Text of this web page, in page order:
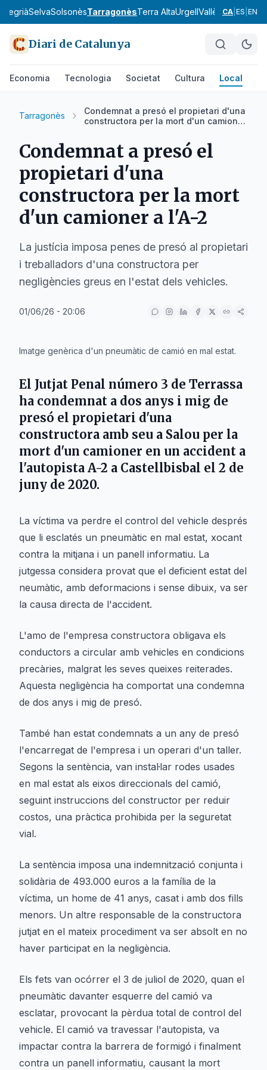
SegriàSelvaSolsonèsTarragonèsTerra AltaUrgellVallès Occidental
CA ES EN
Diari de Catalunya
Economia Tecnologia Societat Cultura Local
Tarragonès
Condemnat a presó el propietari d'una
constructora per la mort d'un camioner
Condemnat a presó el
propietari d'una
constructora per la mort
d'un camioner a l'A-2
La justícia imposa penes de presó al propietari
i treballadors d'una constructora per
negligències greus en l'estat dels vehicles.
01/06/26 - 20:06
Imatge genèrica d'un pneumàtic de camió en mal estat.
El Jutjat Penal número 3 de Terrassa
ha condemnat a dos anys i mig de
presó el propietari d'una
constructora amb seu a Salou per la
mort d'un camioner en un accident a
l'autopista A-2 a Castellbisbal el 2 de
juny de 2020.
La víctima va perdre el control del vehicle després
que li esclatés un pneumàtic en mal estat, xocant
contra la mitjana i un panell informatiu. La
jutgessa considera provat que el deficient estat del
neumàtic, amb deformacions i sense dibuix, va ser
la causa directa de l'accident.
L'amo de l'empresa constructora obligava els
conductors a circular amb vehicles en condicions
precàries, malgrat les seves queixes reiterades.
Aquesta negligència ha comportat una condemna
de dos anys i mig de presó.
També han estat condemnats a un any de presó
l'encarregat de l'empresa i un operari d'un taller.
Segons la sentència, van instal·lar rodes usades
en mal estat als eixos direccionals del camió,
seguint instruccions del constructor per reduir
costos, una pràctica prohibida per la seguretat
vial.
La sentència imposa una indemnització conjunta i
solidària de 493.000 euros a la família de la
víctima, un home de 41 anys, casat i amb dos fills
menors. Un altre responsable de la constructora
jutjat en el mateix procediment va ser absolt en no
haver participat en la negligència.
Els fets van ocórrer el 3 de juliol de 2020, quan el
pneumàtic davanter esquerre del camió va
esclatar, provocant la pèrdua total de control del
vehicle. El camió va travessar l'autopista, va
impactar contra la barrera de formigó i finalment
contra un panell informatiu, causant la mort